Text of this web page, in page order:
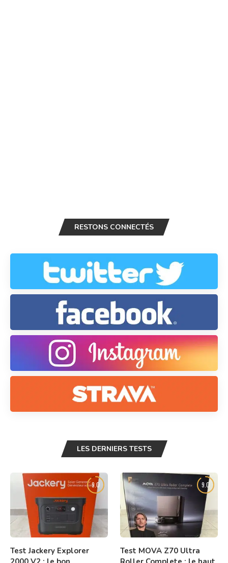
RESTONS CONNECTÉS
LES DERNIERS TESTS
9.0
Test Jackery Explorer
9.0
Test MOVA Z70 Ultra